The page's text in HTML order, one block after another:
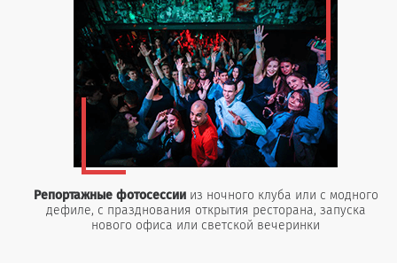
Репортажные фотосессиииз ночного клуба или с модного
дефиле, с празднования открытия ресторана, запуска
нового офиса или светской вечеринки